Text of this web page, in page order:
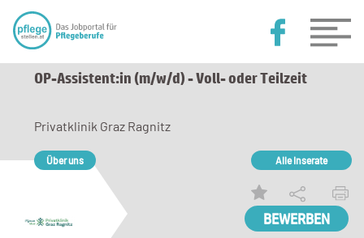
OP-Assistent:in (m/w/d) - Voll- oder Teilzeit
Privatklinik Graz Ragnitz
Über uns Alle Inserate